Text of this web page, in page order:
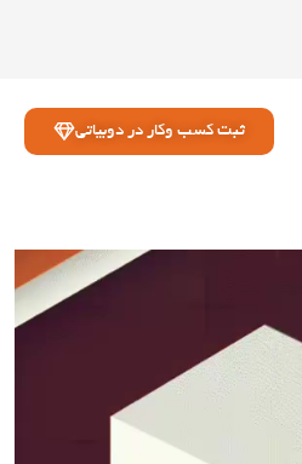
ثبت کسب وکار در دوبیاتی